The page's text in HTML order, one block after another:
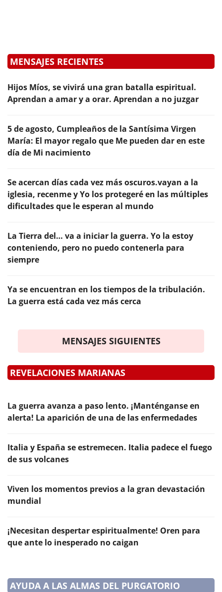
MENSAJES RECIENTES
Hijos Míos, se vivirá una gran batalla espiritual.
Aprendan a amar y a orar. Aprendan a no juzgar
5 de agosto, Cumpleaños de la Santísima Virgen
María: El mayor regalo que Me pueden dar en este
día de Mi nacimiento
Se acercan días cada vez más oscuros.vayan a la
iglesia, recenme y Yo los protegeré en las múltiples
dificultades que le esperan al mundo
La Tierra del… va a iniciar la guerra. Yo la estoy
conteniendo, pero no puedo contenerla para
siempre
Ya se encuentran en los tiempos de la tribulación.
La guerra está cada vez más cerca
MENSAJES SIGUIENTES
REVELACIONES MARIANAS
La guerra avanza a paso lento. ¡Manténganse en
alerta! La aparición de una de las enfermedades
Italia y España se estremecen. Italia padece el fuego
de sus volcanes
Viven los momentos previos a la gran devastación
mundial
¡Necesitan despertar espiritualmente! Oren para
que ante lo inesperado no caigan
AYUDA A LAS ALMAS DEL PURGATORIO